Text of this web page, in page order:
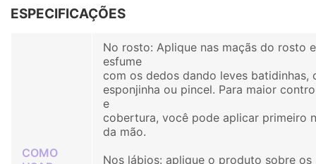
ESPECIFICAÇÕES
COMO
No rosto: Aplique nas maçãs do rosto
esfume
com os dedos dando leves batidinhas,
esponjinha ou pincel. Para maior
e
cobertura, você pode aplicar primeiro
da mão.
Nos lábios: aplique o produto sobre os